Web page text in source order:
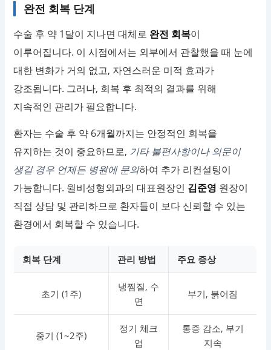
완전 회복 단계
수술 후 약 1달이 지나면 대체로 완전 회복이
이루어집니다. 이 시점에서는 외부에서 관찰했을 때 눈에
대한 변화가 거의 없고, 자연스러운 미적 효과가
강조됩니다. 그러나, 회복 후 최적의 결과를 위해
지속적인 관리가 필요합니다.
환자는 수술 후 약 6개월까지는 안정적인 회복을
유지하는 것이 중요하므로, 기타 불편사항이나 의문이
생길 경우 언제든 병원에 문의하여 추가 리컨설팅이
가능합니다. 윌비성형외과의 대표원장인 김준영 원장이
직접 상담 및 관리하므로 환자들이 보다 신뢰할 수 있는
환경에서 회복할 수 있습니다.
회복 단계 관리 방법 주요 증상
초기 (1주)
냉찜질, 수
면
부기, 붉어짐
중기 (1~2주)
정기 체크
업
통증 감소, 부기
지속